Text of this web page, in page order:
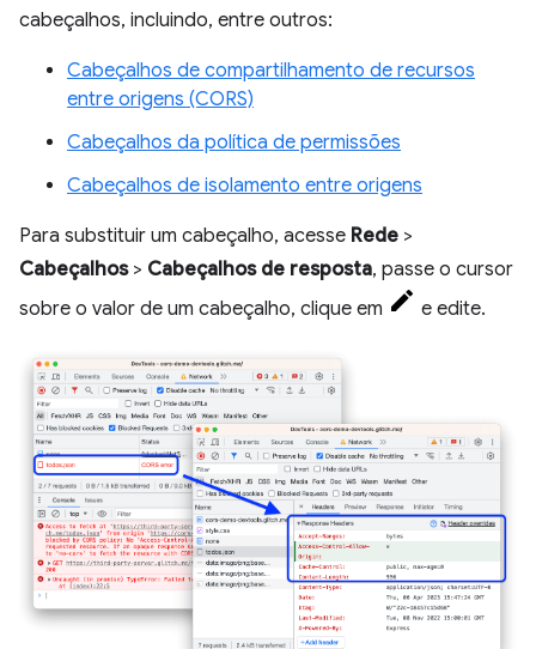
cabeçalhos, incluindo, entre outros:
Cabeçalhos de compartilhamento de recursos
entre origens (CORS)
Cabeçalhos da política de permissões
Cabeçalhos de isolamento entre origens
Para substituir um cabeçalho, acesse Rede >
Cabeçalhos> Cabeçalhos de resposta, passe o cursor
sobre o valor de um cabeçalho, clique em
e edite.